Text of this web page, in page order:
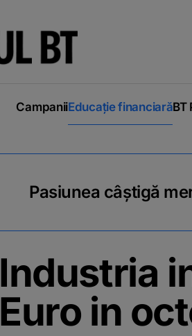
CampaniiEducație financiarăBT
Pasiunea câștigă
Industria
Euro in